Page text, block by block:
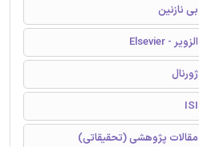
بی نازنین
الزویر - Elsevier
ژورنال
ISI
مقالات پژوهشی (تحقیقاتی)